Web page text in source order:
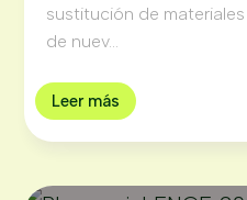
sustitución de
de nuev...
Leer más